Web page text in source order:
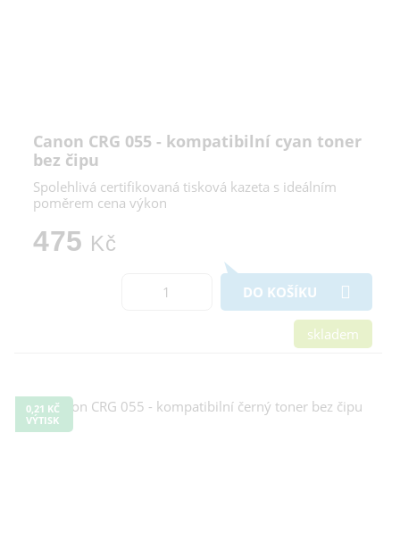
Canon CRG 055 - kompatibilní cyan toner
bez čipu
Spolehlivá certifikovaná tisková kazeta s ideálním
poměrem cena výkon
475 Kč
DO KOŠÍKU
skladem
0,21 KČ
VÝTISK